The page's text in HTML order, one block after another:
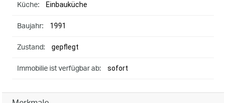
Küche: Einbauküche
Baujahr: 1991
Zustand: gepflegt
Immobilie ist verfügbar ab: sofort